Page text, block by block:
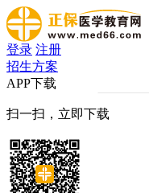
登录 注册
招生方案
APP下载
扫一扫，立即下载